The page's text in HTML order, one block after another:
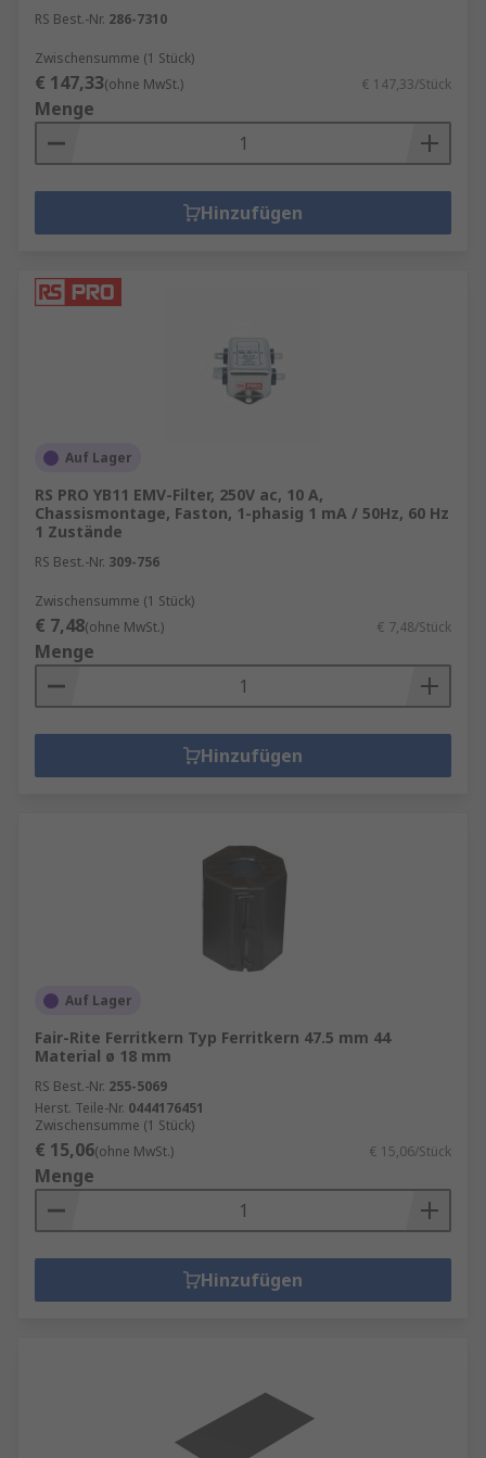
RS Best.-Nr. 286-7310
Zwischensumme (1 Stück)
€ 147,33(ohne MwSt.) € 147,33/Stück
Menge
Hinzufügen
Auf Lager
RS PRO YB11 EMV-Filter, 250V ac, 10 A,
Chassismontage, Faston, 1-phasig 1 mA / 50Hz, 60 Hz
1 Zustände
RS Best.-Nr. 309-756
Zwischensumme (1 Stück)
€ 7,48(ohne MwSt.) € 7,48/Stück
Menge
Hinzufügen
Auf Lager
Fair-Rite Ferritkern Typ Ferritkern 47.5 mm 44
Material ø 18 mm
RS Best.-Nr. 255-5069
Herst. Teile-Nr. 0444176451
Zwischensumme (1 Stück)
€ 15,06(ohne MwSt.) € 15,06/Stück
Menge
Hinzufügen